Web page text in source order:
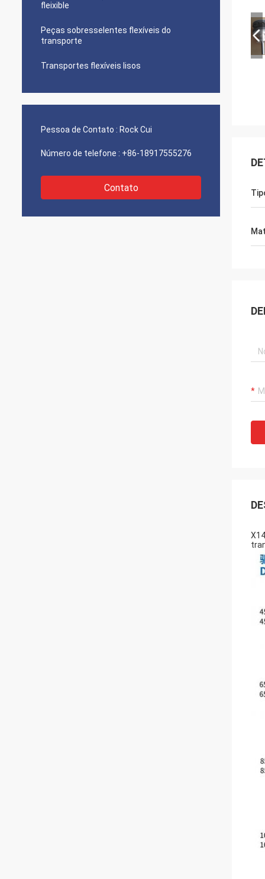
fleixible
Peças sobresselentes flexíveis do
transporte
Transportes flexíveis lisos
Pessoa de Contato : Rock Cui
Número de telefone : +86-18917555276
Contato